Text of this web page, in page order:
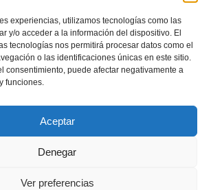
experiencias, utilizamos tecnologías como las
y/o acceder a la información del dispositivo. El
tecnologías nos permitirá procesar datos como el
o las identificaciones únicas en este sitio.
consentimiento, puede afectar negativamente a
funciones.
Aceptar
Denegar
Ver preferencias
Aviso Legal Política de cookies (UE)
Todos los derechos
reservados.